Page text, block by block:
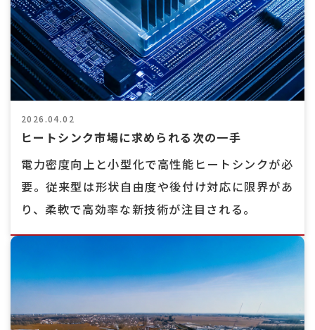
2026.04.02
ヒートシンク市場に求められる次の一手
電力密度向上と小型化で高性能ヒートシンクが必
要。従来型は形状自由度や後付け対応に限界があ
り、柔軟で高効率な新技術が注目される。